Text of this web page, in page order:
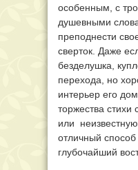
особенным, с
душевными
преподнести
сверток. Даже
безделушка,
перехода, но
интерьер его
торжества стихи
или
отличный способ
глубочайший